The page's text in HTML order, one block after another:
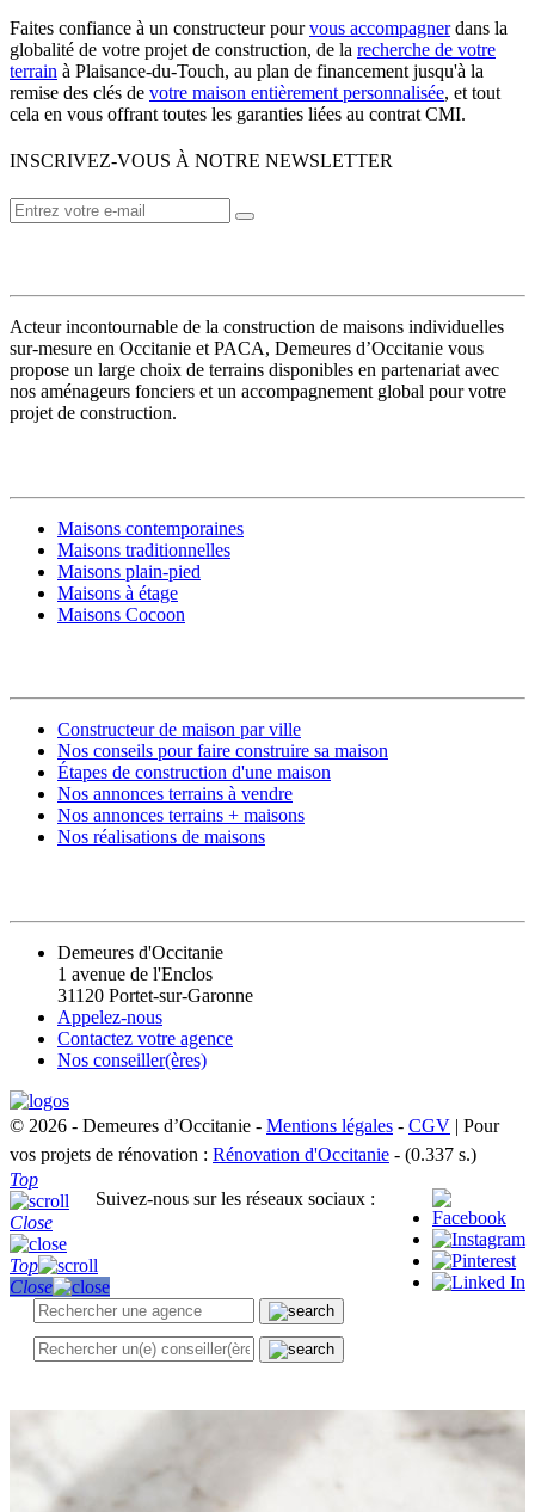
Faites confiance à un constructeur pourvous accompagnerdans la
globalité de votre projet de construction, de la recherche de votre
terrain à Plaisance-du-Touch, au plan de financement jusqu'à la
remise des clés de votre maison entièrement personnalisée, et tout
cela en vous offrant toutes les garanties liées au contrat CMI.
INSCRIVEZ-VOUS À NOTRE NEWSLETTER
Acteur incontournable de la construction de maisons individuelles
sur-mesure en Occitanie et PACA, Demeures d’Occitanie vous
propose un large choix de terrains disponibles en partenariat avec
nos aménageurs fonciers et un accompagnement global pour votre
projet de construction.
Maisons contemporaines
Maisons traditionnelles
Maisons plain-pied
Maisons à étage
Maisons Cocoon
Constructeur de maison par ville
Nos conseils pour faire construire sa maison
Étapes de construction d'une maison
Nos annonces terrains à vendre
Nos annonces terrains + maisons
Nos réalisations de maisons
Demeures d'Occitanie
1 avenue de l'Enclos
31120 Portet-sur-Garonne
Appelez-nous
Contactez votre agence
Nos conseiller(ères)
© 2026 - Demeures d’Occitanie - Mentions légales - CGV | Pour
vos projets de rénovation : Rénovation d'Occitanie - (0.337 s.)
Suivez-nous sur les réseaux sociaux :
Top
Close
Top
Close